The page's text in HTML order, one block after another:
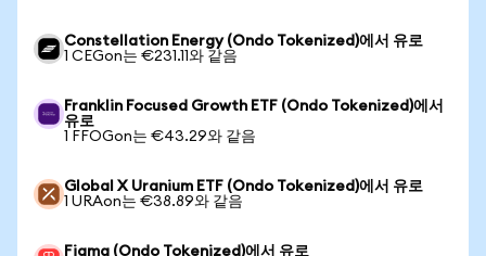
Constellation Energy (Ondo Tokenized)에서 유로
1 CEGon는 €231.11와 같음
Franklin Focused Growth ETF (Ondo Tokenized)에서
유로
1 FFOGon는 €43.29와 같음
Global X Uranium ETF (Ondo Tokenized)에서 유로
1 URAon는 €38.89와 같음
Figma (Ondo Tokenized)에서 유로